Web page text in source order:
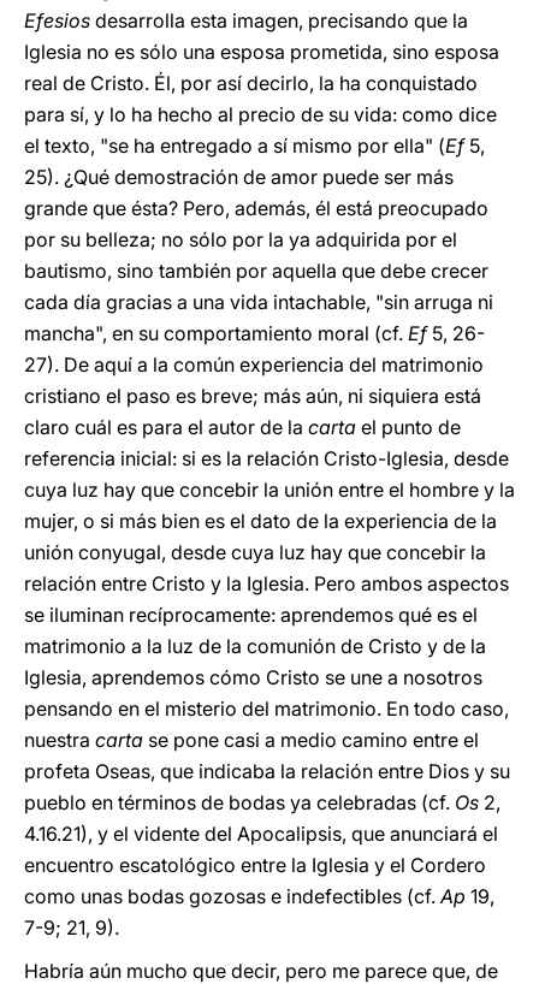
Efesios desarrolla esta imagen, precisando que la
Iglesia no es sólo una esposa prometida, sino esposa
real de Cristo. Él, por así decirlo, la ha conquistado
para sí, y lo ha hecho al precio de su vida: como dice
el texto, "se ha entregado a sí mismo por ella" (Ef5,
25). ¿Qué demostración de amor puede ser más
grande que ésta? Pero, además, él está preocupado
por su belleza; no sólo por la ya adquirida por el
bautismo, sino también por aquella que debe crecer
cada día gracias a una vida intachable, "sin arruga ni
mancha", en su comportamiento moral (cf. Ef5, 26-
27). De aquí a la común experiencia del matrimonio
cristiano el paso es breve; más aún, ni siquiera está
claro cuál es para el autor de la carta el punto de
referencia inicial: si es la relación Cristo-Iglesia, desde
cuya luz hay que concebir la unión entre el hombre y la
mujer, o si más bien es el dato de la experiencia de la
unión conyugal, desde cuya luz hay que concebir la
relación entre Cristo y la Iglesia. Pero ambos aspectos
se iluminan recíprocamente: aprendemos qué es el
matrimonio a la luz de la comunión de Cristo y de la
Iglesia, aprendemos cómo Cristo se une a nosotros
pensando en el misterio del matrimonio. En todo caso,
nuestra carta se pone casi a medio camino entre el
profeta Oseas, que indicaba la relación entre Dios y su
pueblo en términos de bodas ya celebradas (cf. Os 2,
4.16.21), y el vidente del Apocalipsis, que anunciará el
encuentro escatológico entre la Iglesia y el Cordero
como unas bodas gozosas e indefectibles (cf.Ap 19,
7-9; 21, 9).
Habría aún mucho que decir, pero me parece que, de